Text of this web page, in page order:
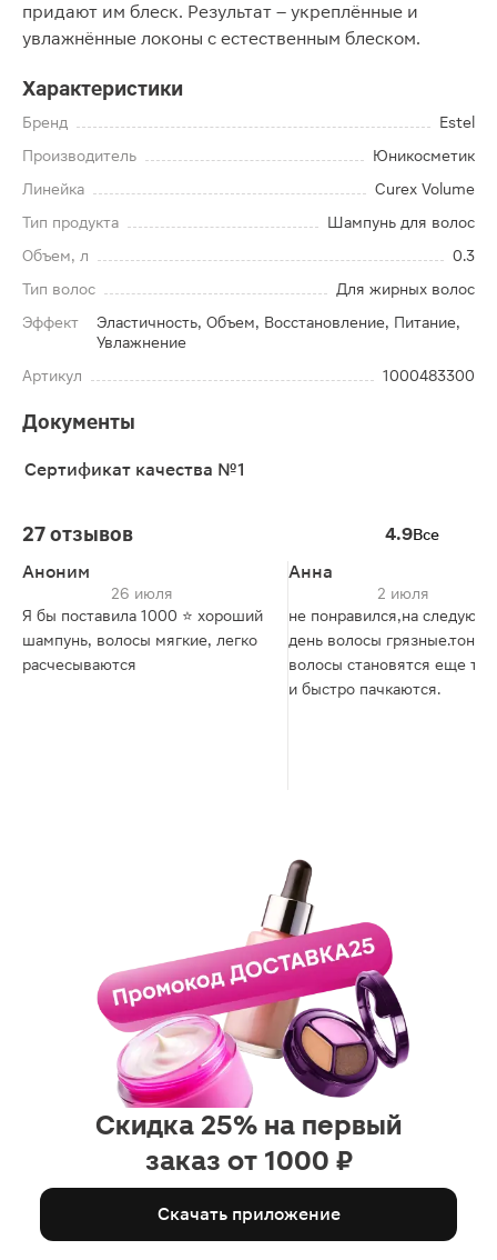
придают им блеск. Результат – укреплённые и
увлажнённые локоны с естественным блеском.
Характеристики
Бренд
Estel
Производитель
Юникосметик
Линейка
Curex Volume
Тип продукта
Шампунь для волос
Объем, л
0.3
Тип волос
Для жирных волос
Эффект
Эластичность, Объем, Восстановление, Питание,
Увлажнение
Артикул
1000483300
Документы
Сертификат качества №1
27 отзывов 4.9Все
Аноним
26 июля
Я бы поставила 1000 ⭐️ хороший
шампунь, волосы мягкие, легко
расчесываются
Анна
2 июля
не понравился,на
день волосы
волосы становятся еще
и быстро пачкаются.
Скидка 25% на первый
заказ от 1000 ₽
Скачать приложение